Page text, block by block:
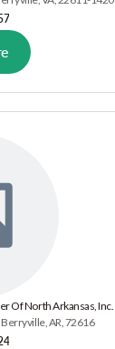
Of North Arkansas, Inc.
AR, 72616